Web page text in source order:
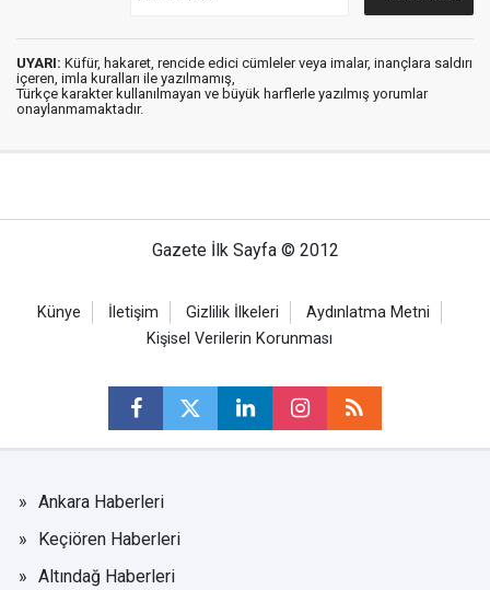
UYARI: Küfür, hakaret, rencide edici cümleler veya imalar, inançlara saldırı
içeren, imla kuralları ile yazılmamış,
Türkçe karakter kullanılmayan ve büyük harflerle yazılmış yorumlar
onaylanmamaktadır.
Gazete İlk Sayfa © 2012
Künye İletişim Gizlilik İlkeleri
Aydınlatma Metni
Kişisel Verilerin Korunması
Ankara Haberleri
Keçiören Haberleri
Altındağ Haberleri